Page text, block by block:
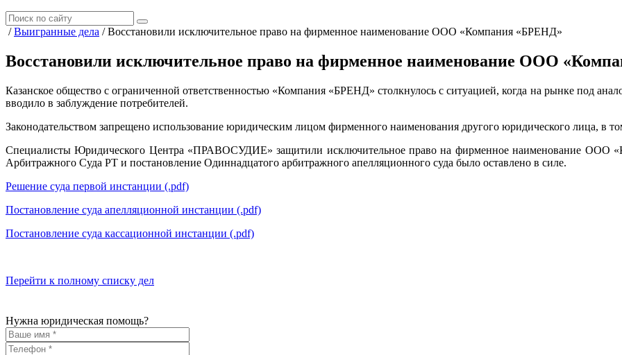
/Выигранные дела /Восстановили исключительное право на фирменное наименование ООО «Компания «БРЕНД»
Восстановили исключительное право на фирменное наименование ООО
Казанское общество с ограниченной ответственностью «Компания «БРЕНД» столкнулось с ситуацией, когда на рынке под
вводило в заблуждение потребителей.
Законодательством запрещено использование юридическим лицом фирменного наименования другого юридического лица, в
Специалисты Юридического Центра «ПРАВОСУДИЕ» защитили исключительное право на фирменное наименование ООО
Арбитражного Суда РТ и постановление Одиннадцатого арбитражного апелляционного суда было оставлено в силе.
Решение суда первой инстанции (.pdf)
Постановление суда апелляционной инстанции (.pdf)
Постановление суда кассационной инстанции (.pdf)
Перейти к полному списку дел
Нужна юридическая помощь?